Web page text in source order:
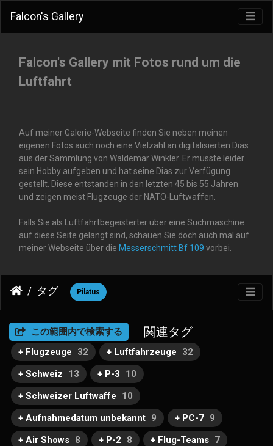
Falcon's Gallery
Falcon's Gallery mit Fotos rund um die
Luftfahrt
Auf meiner Galerie-Webseite finden Sie neben meinen
eigenen Fotos auch noch eine Vielzahl an digitalisierten Dias
aus der Sammlung von Waldemar Winkler. Er musste leider
sein Hobby aufgeben und hat seine Dias zur Verfügung
gestellt. Diese entstanden in den letzten 45 bis 55 Jahren
und zeigen meist Flugzeuge der NATO-Luftwaffen.
Falls Sie als Luftfahrtbegeisterter über eine Suchmaschine
auf diese Seite gelangt sind, schauen Sie doch auch mal auf
meiner Webseite über die Messerschmitt Bf 109 vorbei.
タグ Pilatus
この範囲内で検索する 関連タグ
+ Flugzeuge 32 + Luftfahrzeuge
32
+ Schweiz
13 + P-3
10
+ Schweizer Luftwaffe
10
+ Aufnahmedatum unbekannt 9 + PC-7 9
+ Air Shows 8 + P-2 8 + Flug-Teams 7